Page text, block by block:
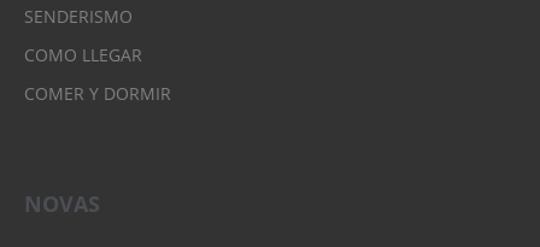
SENDERISMO
COMO LLEGAR
COMER Y DORMIR
NOVAS